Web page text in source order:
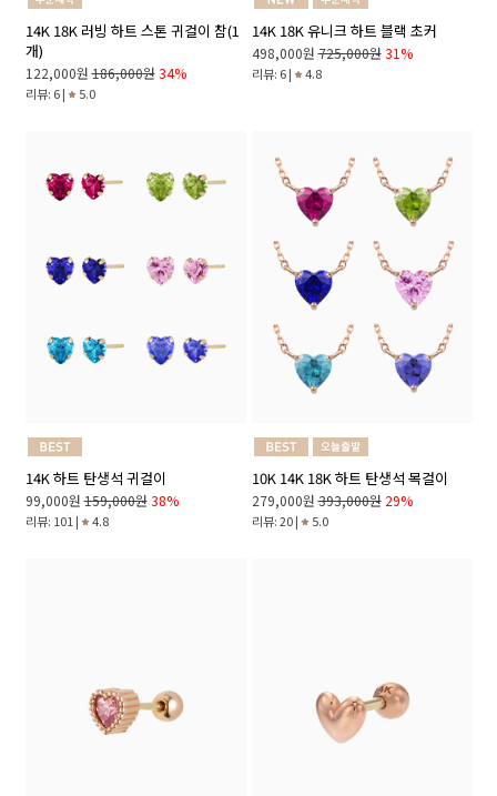
14K 18K 러빙 하트 스톤 귀걸이 참(1
개)
122,000원 186,000원 34%
리뷰: 6 | 5.0
14K 18K 유니크 하트 블랙 초커
498,000원 725,000원 31%
리뷰: 6 | 4.8
14K 하트 탄생석 귀걸이
99,000원 159,000원 38%
리뷰: 101 | 4.8
10K 14K 18K 하트 탄생석 목걸이
279,000원 393,000원 29%
리뷰: 20 | 5.0